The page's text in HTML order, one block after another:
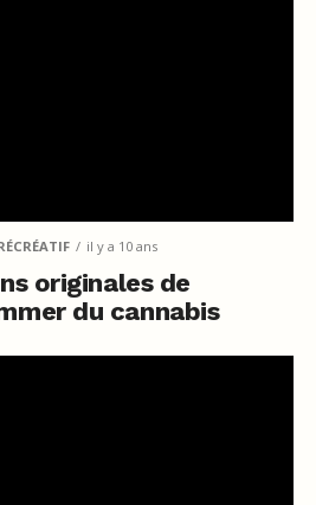
il y a 10 ans
originales de
du cannabis